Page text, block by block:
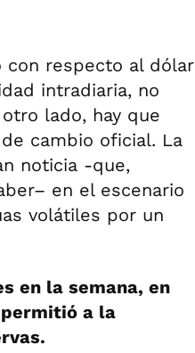
con respecto al dólar
intradiaria, no
lado, hay que
cambio oficial. La
noticia -que,
en el escenario
volátiles por un
en la semana, en
a la